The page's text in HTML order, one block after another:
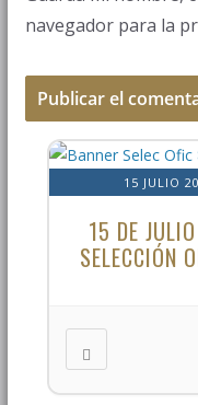
navegador para la
15 JULIO
15 DE
SELECCIÓN